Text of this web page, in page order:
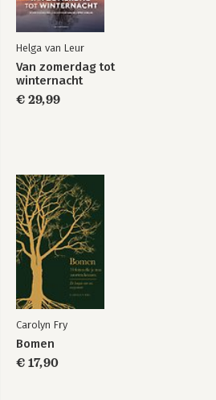
Helga van Leur
Van zomerdag tot
winternacht
€ 29,99
Carolyn Fry
Bomen
€ 17,90